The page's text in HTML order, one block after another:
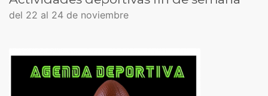
del 22 al 24 de noviembre